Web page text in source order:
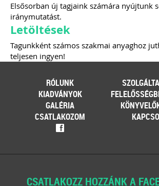
Elsősorban új tagjaink számára nyújtunk
iránymutatást.
Letöltések
Tagunkként számos szakmai anyaghoz
teljesen ingyen!
RÓLUNK
KIADVÁNYOK
GALÉRIA
CSATLAKOZOM
f
CSATLAKOZZ HOZZÁNK A